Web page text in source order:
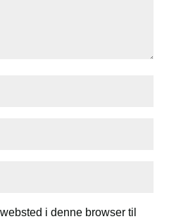
i denne browser til